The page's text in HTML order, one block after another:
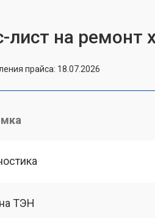
лист на ремонт
прайса: 18.07.2026
ТЭН